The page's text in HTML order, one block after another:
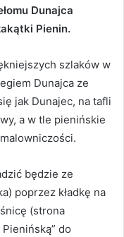
Dunajca
Pienin.
szlaków w
Dunajca ze
jak Dunajec, na tafli
a w tle pienińskie
będzie ze
poprzez kładkę na
(strona
do